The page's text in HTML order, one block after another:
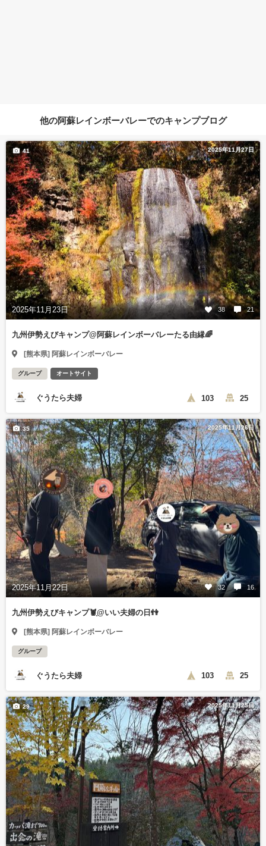
他の阿蘇レインボーバレーでのキャンプブログ
2025年11月27日
2025年11月23日 38 21
41
九州伊勢えびキャンプ@阿蘇レインボーバレーたる由縁🌈
[熊本県] 阿蘇レインボーバレー
グループ オートサイト
ぐうたら夫婦 103 25
2025年11月26日
2025年11月22日 32 16
35
九州伊勢えびキャンプ🦞̥@いい夫婦の日👫
[熊本県] 阿蘇レインボーバレー
グループ
ぐうたら夫婦 103 25
2025年11月25日
29